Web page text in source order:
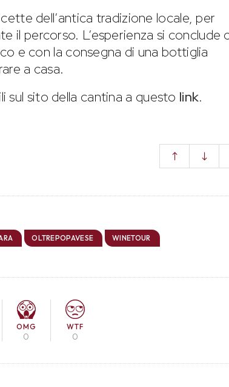
dell’antica tradizione locale, per
il percorso. L’esperienza si conclude
e con la consegna di una bottiglia
a casa.
sul sito della cantina a questo link.
OLTREPOPAVESE WINETOUR
OMG
0
WTF
0